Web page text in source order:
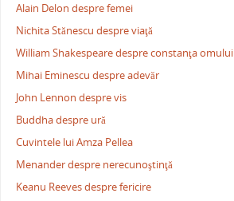
Alain Delon despre femei
Nichita Stănescu despre viaţă
William Shakespeare despre constanţa omului
Mihai Eminescu despre adevăr
John Lennon despre vis
Buddha despre ură
Cuvintele lui Amza Pellea
Menander despre nerecunoştinţă
Keanu Reeves despre fericire